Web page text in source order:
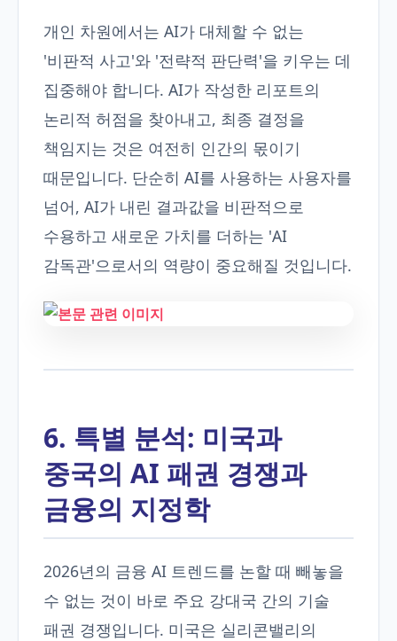
개인 차원에서는 AI가 대체할 수 없는
'비판적 사고'와 '전략적 판단력'을 키우는 데
집중해야 합니다. AI가 작성한 리포트의
논리적 허점을 찾아내고, 최종 결정을
책임지는 것은 여전히 인간의 몫이기
때문입니다. 단순히 AI를 사용하는 사용자를
넘어, AI가 내린 결과값을 비판적으로
수용하고 새로운 가치를 더하는 'AI
감독관'으로서의 역량이 중요해질 것입니다.
6. 특별 분석: 미국과
중국의 AI 패권 경쟁과
금융의 지정학
2026년의 금융 AI 트렌드를 논할 때 빼놓을
수 없는 것이 바로 주요 강대국 간의 기술
패권 경쟁입니다. 미국은 실리콘밸리의